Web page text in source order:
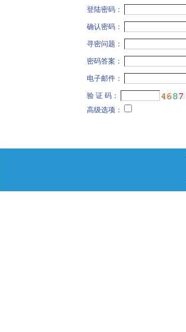
登陆密码：
确认密码：
寻密问题：
密码答案：
电子邮件：
验 证 码：
高级选项：